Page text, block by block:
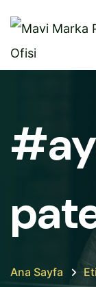
Ana Sayfa